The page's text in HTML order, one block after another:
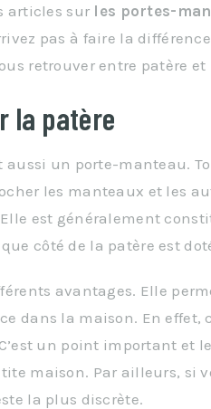
articles sur les portes-
pas à faire la
retrouver entre patère
la patère
un porte-manteau.
les manteaux et les
est généralement
côté de la patère est
avantages. Elle
dans la maison. En
un point important et
maison. Par ailleurs, si
la plus discrète.